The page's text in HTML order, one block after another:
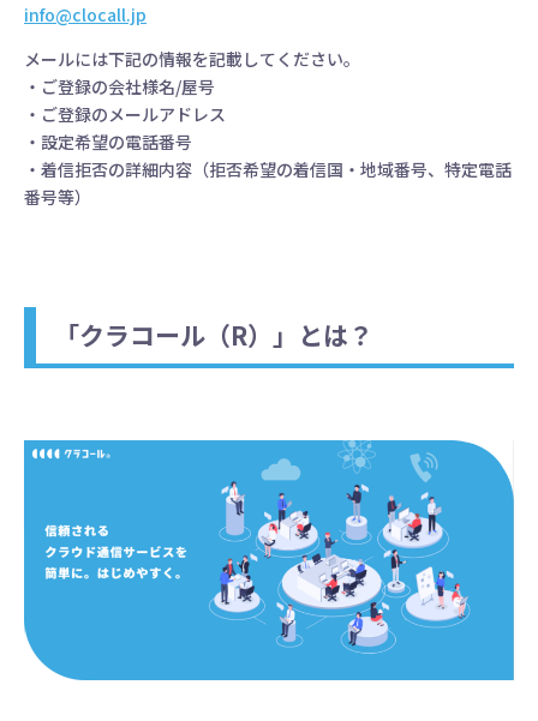
info@clocall.jp
メールには下記の情報を記載してください。
・ご登録の会社様名/屋号
・ご登録のメールアドレス
・設定希望の電話番号
・着信拒否の詳細内容（拒否希望の着信国・地域番号、特定電話
番号等）
「クラコール（R）」とは？